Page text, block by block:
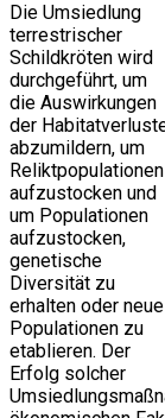
Die Umsiedlung
terrestrischer
Schildkröten wird
durchgeführt, um
die Auswirkungen
der
abzumildern, um
Reliktpopulationen
aufzustocken und
um Populationen
aufzustocken,
genetische
Diversität zu
erhalten oder neue
Populationen zu
etablieren. Der
Erfolg solcher